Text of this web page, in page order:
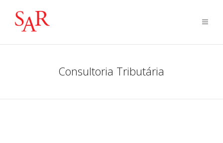
Consultoria Tributária